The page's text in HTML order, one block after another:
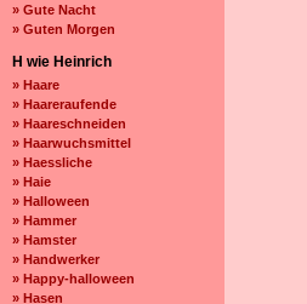
» Gute Nacht
» Guten Morgen
H wie Heinrich
» Haare
» Haareraufende
» Haareschneiden
» Haarwuchsmittel
» Haessliche
» Haie
» Halloween
» Hammer
» Hamster
» Handwerker
» Happy-halloween
» Hasen